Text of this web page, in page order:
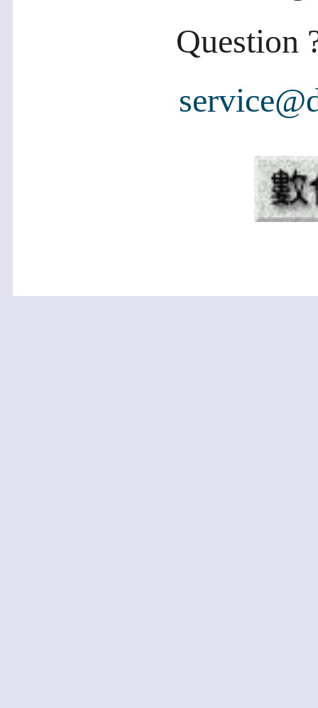
Question